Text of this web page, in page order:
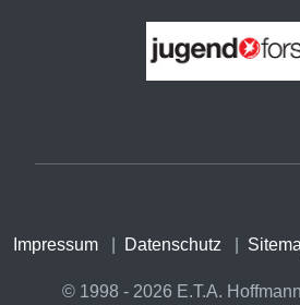
Impressum Datenschutz
© 1998 - 2026 E.T.A.